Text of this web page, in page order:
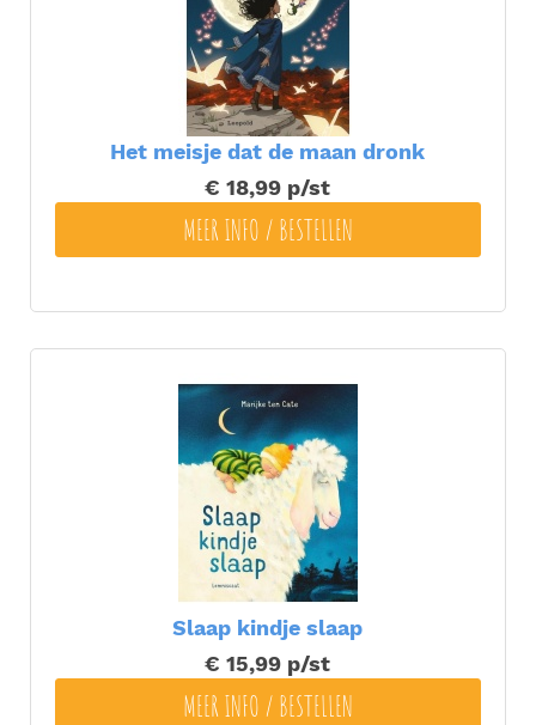
Het meisje dat de maan dronk
€ 18,99 p/st
MEER INFO / BESTELLEN
Slaap kindje slaap
€ 15,99 p/st
MEER INFO / BESTELLEN